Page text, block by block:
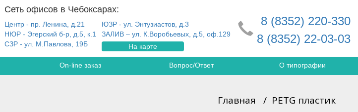
Сеть офисов в Чебоксарах:
Центр - пр. Ленина, д.21
НЮР - Эгерский б-р, д.5, к.1
СЗР - ул. М.Павлова, 19Б
ЮЗР - ул. Энтузиастов, д.3
ЗАЛИВ – ул. К.Воробьевых, д.5, оф.129
На карте
8 (8352) 220-330
8 (8352) 22-03-03
On-line заказ Вопрос/Ответ О типографии
Главная / PETG пластик